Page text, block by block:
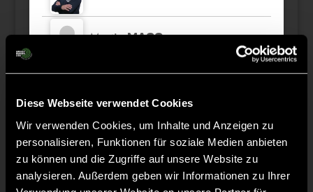
Diese Webseite verwendet Cookies
Wir verwenden Cookies, um Inhalte und Anzeigen zu
personalisieren, Funktionen für soziale Medien anbieten
zu können und die Zugriffe auf unsere Website zu
analysieren. Außerdem geben wir Informationen zu Ihrer
Martin MASS
TW = Torwart & ETW = Ersatztorwart, K = Kapitän